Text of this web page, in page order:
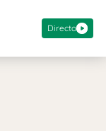
Directo